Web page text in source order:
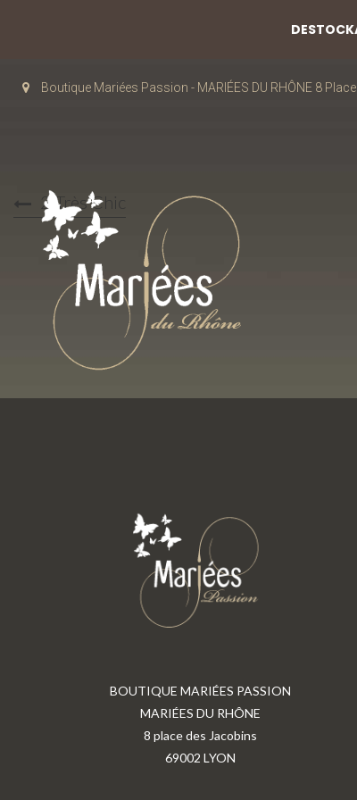
Boutique Mariées Passion - MARIÉES DU RHÔNE 8
2-Très Chic
BOUTIQUE MARIÉES PASSION
MARIÉES DU RHÔNE
8 place des Jacobins
69002 LYON